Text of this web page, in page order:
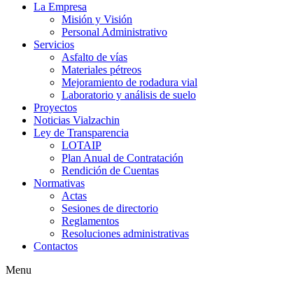
La Empresa
Misión y Visión
Personal Administrativo
Servicios
Asfalto de vías
Materiales pétreos
Mejoramiento de rodadura vial
Laboratorio y análisis de suelo
Proyectos
Noticias Vialzachin
Ley de Transparencia
LOTAIP
Plan Anual de Contratación
Rendición de Cuentas
Normativas
Actas
Sesiones de directorio
Reglamentos
Resoluciones administrativas
Contactos
Menu